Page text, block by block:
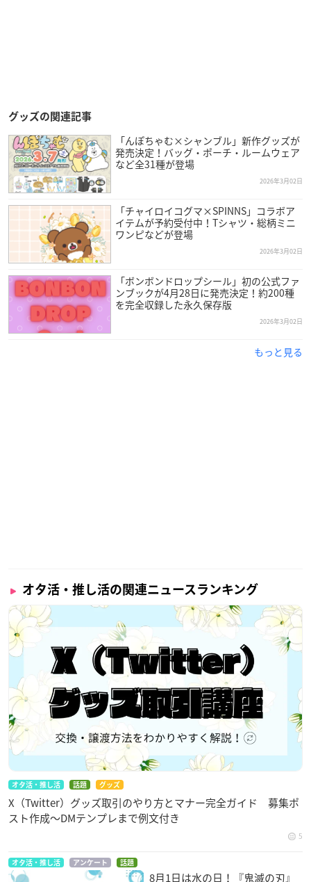
グッズの関連記事
「んぽちゃむ×シャンブル」新作グッズが
発売決定！バッグ・ポーチ・ルームウェア
など全31種が登場
2026年3月02日
「チャイロイコグマ×SPINNS」コラボア
イテムが予約受付中！Tシャツ・総柄ミニ
ワンピなどが登場
2026年3月02日
「ボンボンドロップシール」初の公式ファ
ンブックが4月28日に発売決定！約200種
を完全収録した永久保存版
2026年3月02日
もっと見る
オタ活・推し活の関連ニュースランキング
オタ活・推し活 話題 グッズ
X（Twitter）グッズ取引のやり方とマナー完全ガイド 募集ポ
スト作成〜DMテンプレまで例文付き
5
オタ活・推し活 アンケート 話題
8月1日は水の日！『鬼滅の刃』